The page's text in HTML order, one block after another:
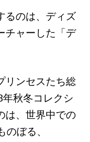
るのは、ディズ
チャーした「デ
リンセスたち総
秋冬コレクシ
は、世界中での
ぼる、